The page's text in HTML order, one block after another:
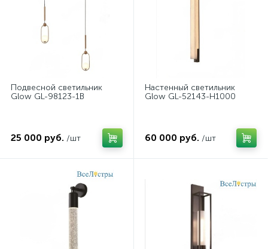
Подвесной светильник
Glow GL-98123-1B
25 000 руб. /шт
Настенный светильник
Glow GL-52143-H1000
60 000 руб. /шт